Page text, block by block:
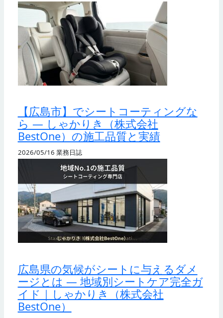
【広島市】でシートコーティングな
ら — しゃかりき（株式会社
BestOne）の施工品質と実績
2026/05/16 業務日誌
広島県の気候がシートに与えるダメ
ージとは — 地域別シートケア完全ガ
イド｜しゃかりき（株式会社
BestOne）